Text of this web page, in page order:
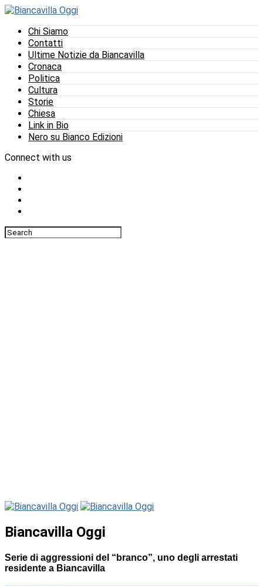
Chi Siamo
Contatti
Ultime Notizie da Biancavilla
Cronaca
Politica
Cultura
Storie
Chiesa
Link in Bio
Nero su Bianco Edizioni
Connect with us
Biancavilla Oggi
Serie di aggressioni del “branco”, uno degli arrestati
residente a Biancavilla